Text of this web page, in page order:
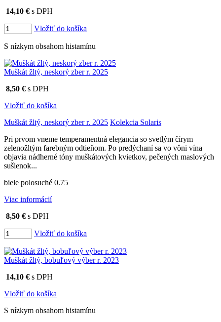
14,10 € s DPH
Vložiť do košíka
S nízkym obsahom histamínu
Muškát žltý, neskorý zber r. 2025
8,50 € s DPH
Vložiť do košíka
Muškát žltý, neskorý zber r. 2025 Kolekcia Solaris
Pri prvom vneme temperamentná elegancia so svetlým čírym
zelenožltým farebným odtieňom. Po predýchaní sa vo vôni vína
objavia nádherné tóny muškátových kvietkov, pečených maslových
sušienok...
biele polosuché 0.75
Viac informácií
8,50 € s DPH
Vložiť do košíka
Muškát žltý, bobuľový výber r. 2023
14,10 € s DPH
Vložiť do košíka
S nízkym obsahom histamínu